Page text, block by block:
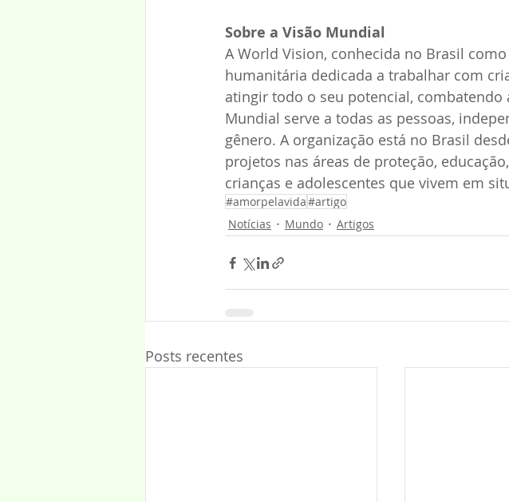
Sobre a Visão Mundial
A World Vision, conhecida no Brasil
humanitária dedicada a trabalhar com
atingir todo o seu potencial, combatendo
Mundial serve a todas as pessoas,
gênero. A organização está no Brasil
projetos nas áreas de proteção,
crianças e adolescentes que vivem em
#amorpelavida#artigo
Notícias
Mundo Artigos
Posts recentes